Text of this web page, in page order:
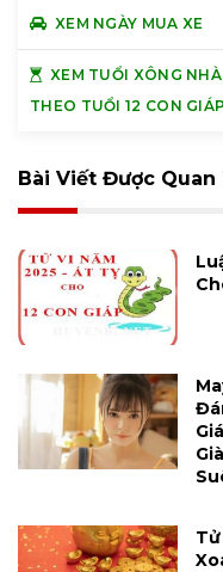
XEM NGÀY MUA XE
XEM TUỔI XÔNG
THEO TUỔI 12 CON GIÁP
Bài Viết Được Quan